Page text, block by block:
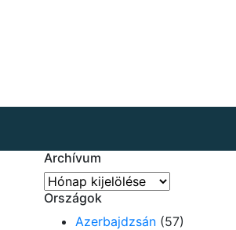
Archívum
Archívum
Országok
Azerbajdzsán (57)